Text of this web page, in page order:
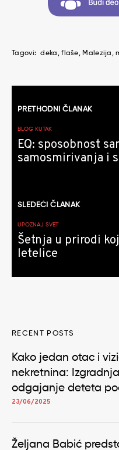
Tagovi: deka flaše Malezija
članaka
PRETHODNI ČLANAK
BLOG KUTAK
EQ: sposobnost
samosmirivanja i
SLEDEĆI ČLANAK
UPOZNAJ SVET
Šetnja u prirodi
letelice
RECENT POSTS
Kako jedan otac i
nekretnina:
odgajanje deteta
23/06/2025
Željana Babić